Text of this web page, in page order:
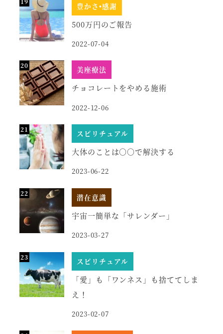
豊かさ•感謝
500万円のご報告
2022-07-04
美座療法
チョコレートをやめる施術
2022-12-06
スピリチュアル
大体のことは○○で解決する
2023-06-22
潜在意識
宇宙一簡単な「サレンダー」
2023-03-27
スピリチュアル
「愛」も「ワンネス」も捨ててしま
え！
2023-02-07